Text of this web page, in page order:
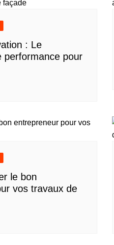
: Le
performance pour
le bon
vos travaux de